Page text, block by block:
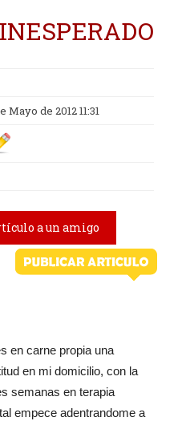
de 2012 11:31
a un amigo
en carne propia una
en mi domicilio, con la
semanas en terapia
empece adentrandome a